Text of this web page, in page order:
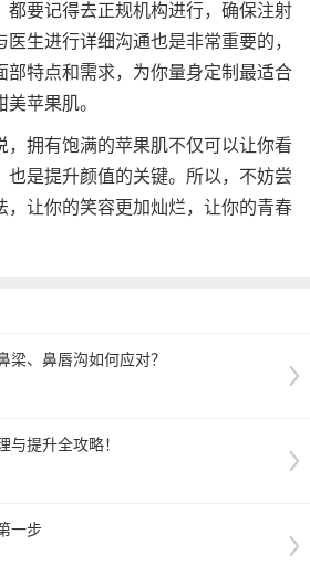
都要记得去正规机构进行，确保注射
生进行详细沟通也是非常重要的，
部特点和需求，为你量身定制最适合
苹果肌。
，拥有饱满的苹果肌不仅可以让你看
也是提升颜值的关键。所以，不妨尝
，让你的笑容更加灿烂，让你的青春
梁、鼻唇沟如何应对？
与提升全攻略！
一步